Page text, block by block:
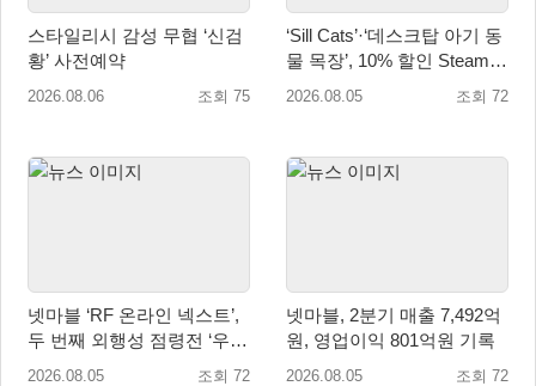
스타일리시 감성 무협 ‘신검
황’ 사전예약
2026.08.06 조회 75
‘Sill Cats’·‘데스크탑 아기 동
물 목장’, 10% 할인 Steam
번들 판매
2026.08.05 조회 72
넷마블 ‘RF 온라인 넥스트’,
두 번째 외행성 점령전 ‘우샤
스 워존’ 등 업데이트 실시
2026.08.05 조회 72
넷마블, 2분기 매출 7,492억
원, 영업이익 801억원 기록
2026.08.05 조회 72